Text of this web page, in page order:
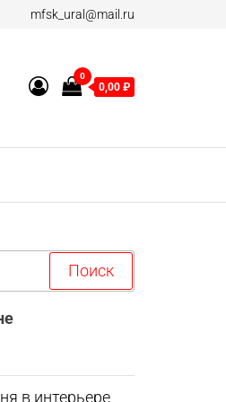
mfsk_ural@mail.ru
0
0,00 ₽
в интерьере